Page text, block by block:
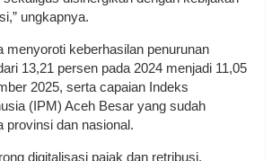
ungkapnya.
menyoroti keberhasilan penurunan
13,21 persen pada 2024 menjadi 11,05
2025, serta capaian Indeks
(IPM) Aceh Besar yang sudah
provinsi dan nasional.
digitalisasi pajak dan retribusi,